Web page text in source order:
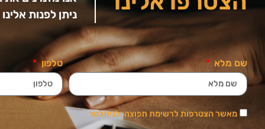
ניתן לפנות
שם מלא טלפון
מאשר הצטרפות לרשימת תפוצה ולניוזלטר